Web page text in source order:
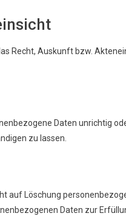
Recht, Auskunft bzw.
Daten unrichtig
zu lassen.
auf Löschung
Daten zur